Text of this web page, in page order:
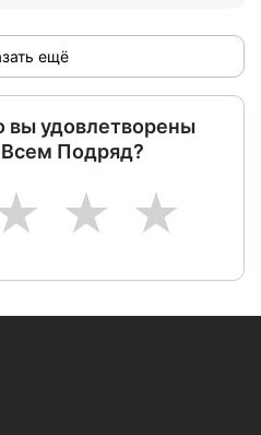
ещё
вы удовлетворены
Всем Подряд?
5
4